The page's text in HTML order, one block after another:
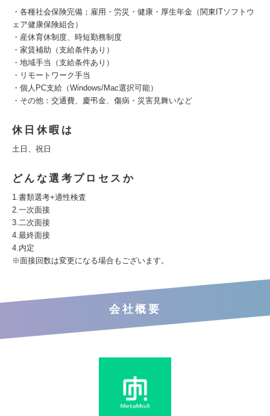
・各種社会保険完備；雇用・労災・健康・厚生年金（関東ITソフトウ
ェア健康保険組合）
・産休育休制度、時短勤務制度
・家賃補助（支給条件あり）
・地域手当（支給条件あり）
・リモートワーク手当
・個人PC支給（Windows/Mac選択可能）
・その他：交通費、慶弔金、傷病・災害見舞いなど
休日休暇は
⼟⽇、祝⽇
どんな選考プロセスか
1.書類選考+適性検査
2.一次面接
3.二次面接
4.最終面接
4.内定
※面接回数は変更になる場合もございます。
会社概要